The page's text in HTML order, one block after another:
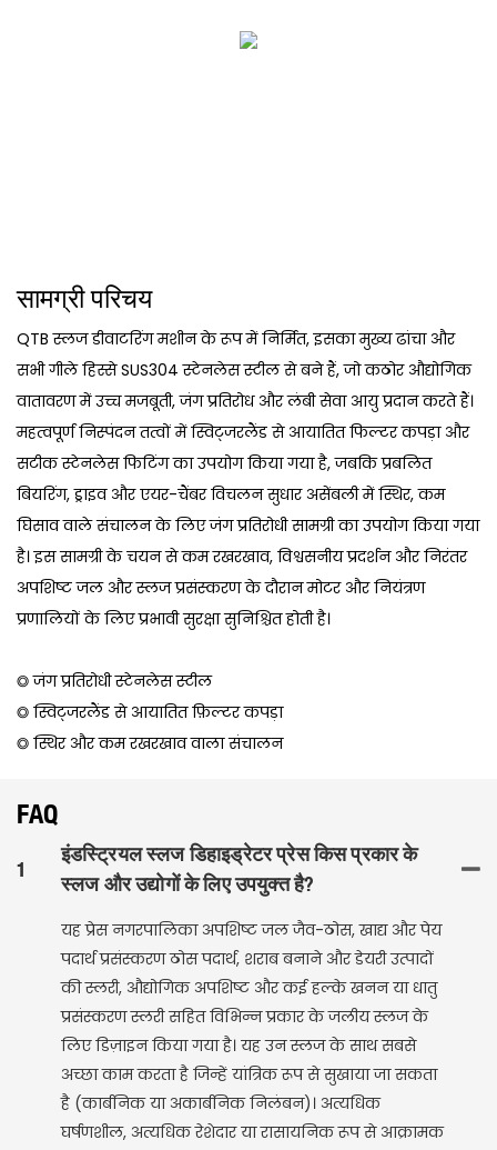
सामग्री परिचय
QTB स्लज डीवाटरिंग मशीन के रूप में निर्मित, इसका मुख्य ढांचा और
सभी गीले हिस्से SUS304 स्टेनलेस स्टील से बने हैं, जो कठोर औद्योगिक
वातावरण में उच्च मजबूती, जंग प्रतिरोध और लंबी सेवा आयु प्रदान करते हैं।
महत्वपूर्ण निस्पंदन तत्वों में स्विट्जरलैंड से आयातित फिल्टर कपड़ा और
सटीक स्टेनलेस फिटिंग का उपयोग किया गया है, जबकि प्रबलित
बियरिंग, ड्राइव और एयर-चैंबर विचलन सुधार असेंबली में स्थिर, कम
घिसाव वाले संचालन के लिए जंग प्रतिरोधी सामग्री का उपयोग किया गया
है। इस सामग्री के चयन से कम रखरखाव, विश्वसनीय प्रदर्शन और निरंतर
अपशिष्ट जल और स्लज प्रसंस्करण के दौरान मोटर और नियंत्रण
प्रणालियों के लिए प्रभावी सुरक्षा सुनिश्चित होती है।
◎ जंग प्रतिरोधी स्टेनलेस स्टील
◎ स्विट्जरलैंड से आयातित फ़िल्टर कपड़ा
◎ स्थिर और कम रखरखाव वाला संचालन
FAQ
1
इंडस्ट्रियल स्लज डिहाइड्रेटर प्रेस किस प्रकार के
स्लज और उद्योगों के लिए उपयुक्त है?
यह प्रेस नगरपालिका अपशिष्ट जल जैव-ठोस, खाद्य और पेय
पदार्थ प्रसंस्करण ठोस पदार्थ, शराब बनाने और डेयरी उत्पादों
की स्लरी, औद्योगिक अपशिष्ट और कई हल्के खनन या धातु
प्रसंस्करण स्लरी सहित विभिन्न प्रकार के जलीय स्लज के
लिए डिज़ाइन किया गया है। यह उन स्लज के साथ सबसे
अच्छा काम करता है जिन्हें यांत्रिक रूप से सुखाया जा सकता
है (कार्बनिक या अकार्बनिक निलंबन)। अत्यधिक
घर्षणशील, अत्यधिक रेशेदार या रासायनिक रूप से आक्रामक